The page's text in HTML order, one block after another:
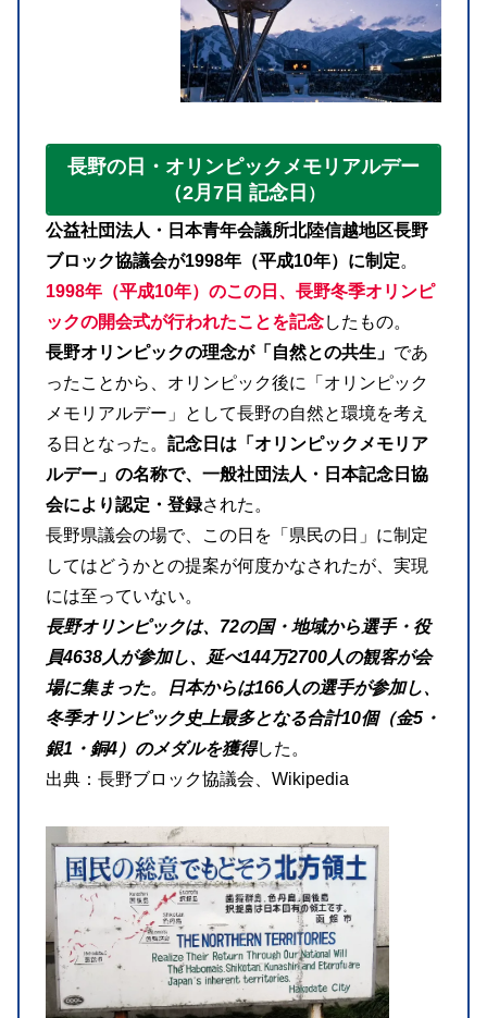
長野の日・オリンピックメモリアルデー
（2月7日 記念日 ）
公益社団法人・日本青年会議所北陸信越地区長野
ブロック協議会が1998年（平成10年）に制定。
1998年（平成10年）のこの日、長野冬季オリンピ
ックの開会式が行われたことを記念したもの。
長野オリンピックの理念が「自然との共生」 であ
ったことから、オリンピック後に「オリンピック
メモリアルデー」として長野の自然と環境を考え
る日となった。 記念日は「オリンピックメモリア
ルデー」の名称で、一般社団法人・日本記念日協
会により認定・登録された。
長野県議会の場で、この日を「県民の日」に制定
してはどうかとの提案が何度かなされたが、実現
には至っていない。
長野オリンピックは、72の国・地域から選手・役
員4638人が参加し、延べ144万2700人の観客が会
場に集まった。
日本からは166人の選手が参加し、
冬季オリンピック史上最多となる合計10個（金5・
銀1・銅4）のメダルを獲得した。
出典：長野ブロック協議会、Wikipedia